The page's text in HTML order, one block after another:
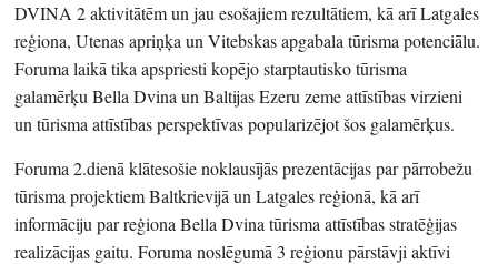
DVINA 2 aktivitātēm un jau esošajiem rezultātiem, kā arī Latgales
reģiona, Utenas apriņķa un Vitebskas apgabala tūrisma potenciālu.
Foruma laikā tika apspriesti kopējo starptautisko tūrisma
galamērķu Bella Dvina un Baltijas Ezeru zeme attīstības virzieni
un tūrisma attīstības perspektīvas popularizējot šos galamērķus.
Foruma 2.dienā klātesošie noklausījās prezentācijas par pārrobežu
tūrisma projektiem Baltkrievijā un Latgales reģionā, kā arī
informāciju par reģiona Bella Dvina tūrisma attīstības stratēģijas
realizācijas gaitu. Foruma noslēgumā 3 reģionu pārstāvji aktīvi